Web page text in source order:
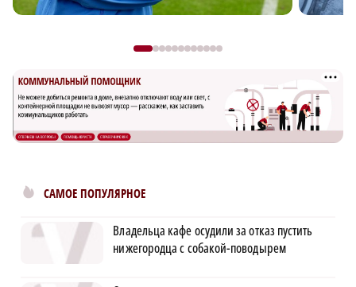
САМОЕ ПОПУЛЯРНОЕ
Владельца кафе осудили за отказ пустить
нижегородца с собакой-поводырем